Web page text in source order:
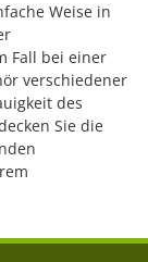
Weise in
Fall bei einer
verschiedener
des
Sie die